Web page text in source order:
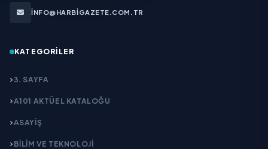
INFO@HARBIGAZETE.COM.TR
KATEGORILER
3. SAYFA
A101 AKTÜEL KATALOĞU
ASAYİŞ
BİLİM VE TEKNOLOJİ